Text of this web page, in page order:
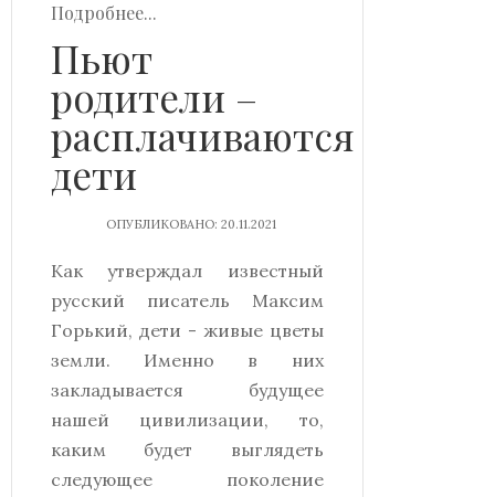
Подробнее...
Пьют
родители –
расплачиваются
дети
ОПУБЛИКОВАНО: 20.11.2021
Как утверждал известный
русский писатель Максим
Горький, дети - живые цветы
земли. Именно в них
закладывается будущее
нашей цивилизации, то,
каким будет выглядеть
следующее поколение